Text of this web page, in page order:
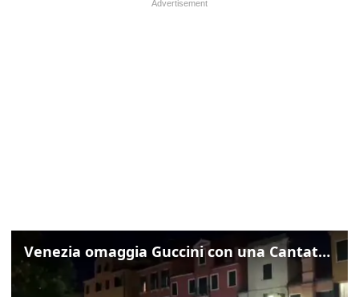
Venezia omaggia Guccini con una Cantata Anarchica in campo Santa Margherita